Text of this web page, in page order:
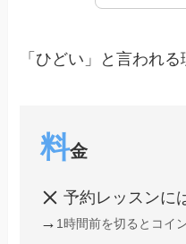
「ひどい」と言われ
料金
予約レッスンに
→ 1時間前を切るとコイ